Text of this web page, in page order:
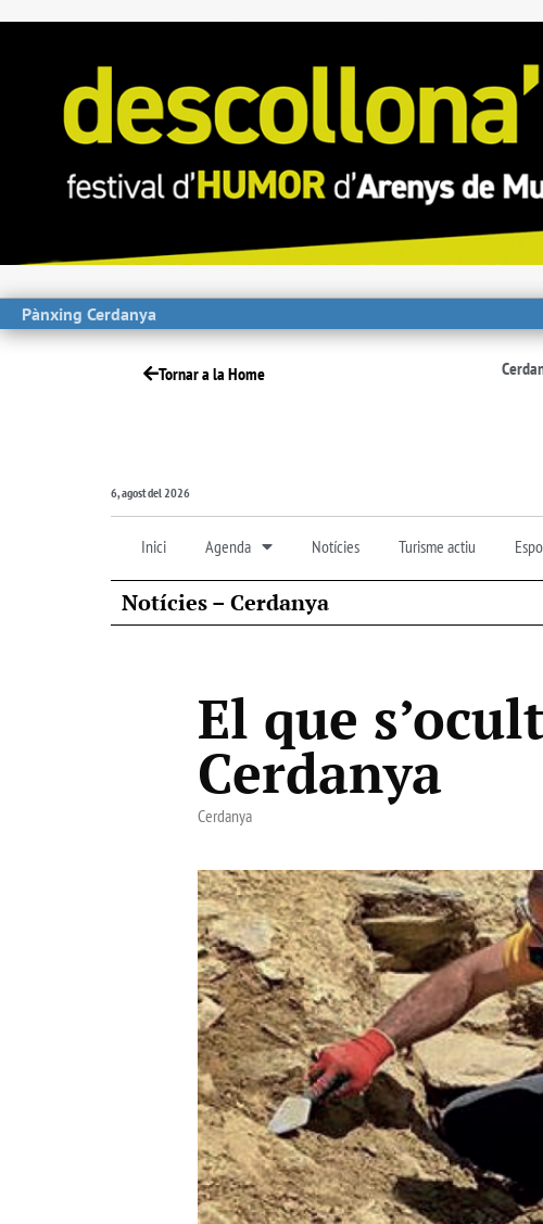
Pànxing Cerdanya
Tornar a la Home
6, agost del 2026
Inici Agenda Notícies Turisme actiu
Notícies – Cerdanya
El que
Cerdanya
Cerdanya